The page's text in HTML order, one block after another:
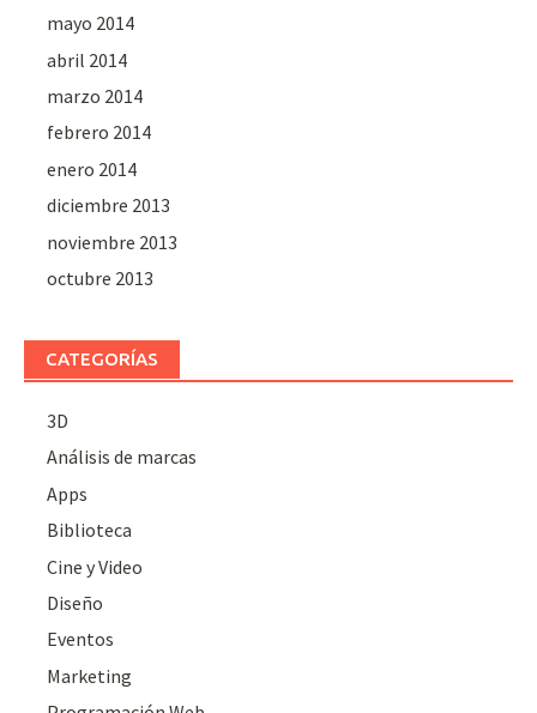
mayo 2014
abril 2014
marzo 2014
febrero 2014
enero 2014
diciembre 2013
noviembre 2013
octubre 2013
CATEGORÍAS
3D
Análisis de marcas
Apps
Biblioteca
Cine y Video
Diseño
Eventos
Marketing